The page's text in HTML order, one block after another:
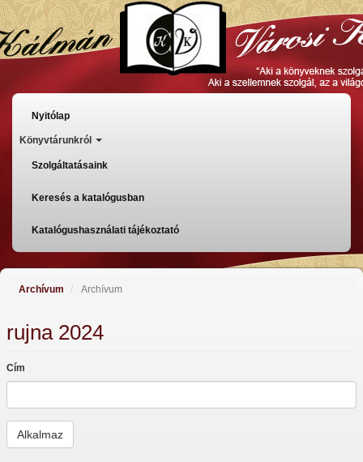
Skoči
na
glavni
sadržaj
Főmenü
Nyitólap
Könyvtárunkról
Szolgáltatásaink
Keresés a katalógusban
Katalógushasználati tájékoztató
Archívum Archívum
rujna 2024
Cím